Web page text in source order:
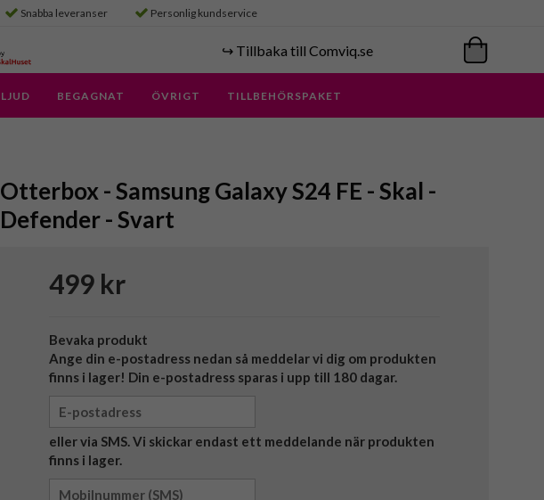
Snabba leveranser Personlig kundservice
↪️ Tillbaka till Comviq.se
LJUD BEGAGNAT ÖVRIGT TILLBEHÖRSPAKET
Otterbox - Samsung Galaxy S24 FE - Skal -
Defender - Svart
499 kr
Bevaka produkt
Ange din e-postadress nedan så meddelar vi dig om produkten
finns i lager! Din e-postadress sparas i upp till 180 dagar.
eller via SMS. Vi skickar endast ett meddelande när produkten
finns i lager.